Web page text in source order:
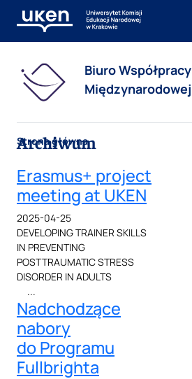
Biuro Współpracy
Międzynarodowej
Strona główna
Archiwum
Erasmus+ project
meeting at UKEN
2025-04-25
DEVELOPING TRAINER SKILLS
IN PREVENTING
POSTTRAUMATIC STRESS
DISORDER IN ADULTS
...
Nadchodzące
nabory
do Programu
Fullbrighta